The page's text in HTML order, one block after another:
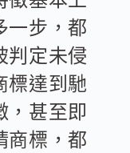
一步，都
判定未侵
標達到馳
，甚至即
商標，都